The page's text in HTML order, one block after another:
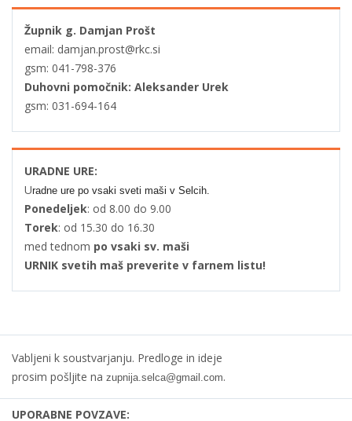
Župnik g. Damjan Prošt
email: damjan.prost@rkc.si
gsm: 041-798-376
Duhovni pomočnik: Aleksander Urek
gsm: 031-694-164
URADNE URE:
Uradne ure po vsaki sveti maši v Selcih.
Ponedeljek: od 8.00 do 9.00
Torek: od 15.30 do 16.30
med tednom po vsaki sv. maši
URNIK svetih maš preverite v farnem listu!
Vabljeni k soustvarjanju. Predloge in ideje
prosim pošljite na zupnija.selca@gmail.com.
UPORABNE POVZAVE: